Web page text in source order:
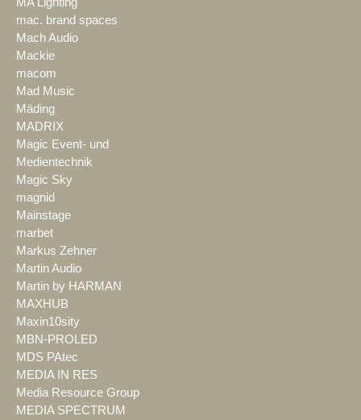
mac. brand spaces
Mach Audio
Mackie
macom
Mad Music
Mäding
MADRIX
Magic Event- und
Medientechnik
Magic Sky
magnid
Mainstage
marbet
Markus Zehner
Martin Audio
Martin by HARMAN
MAXHUB
Maxin10sity
MBN-PROLED
MDS PAtec
MEDIA IN RES
Media Resource Group
MEDIA SPECTRUM